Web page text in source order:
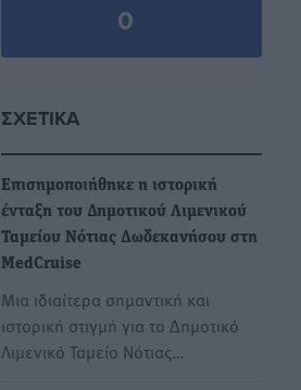
0
ΣΧΕΤΙΚΆ
Επισημοποιήθηκε η ιστορική
ένταξη του Δημοτικού Λιμενικού
Ταμείου Νότιας Δωδεκανήσου στη
MedCruise
Μια ιδιαίτερα σημαντική και
ιστορική στιγμή για το Δημοτικό
Λιμενικό Ταμείο Νότιας…